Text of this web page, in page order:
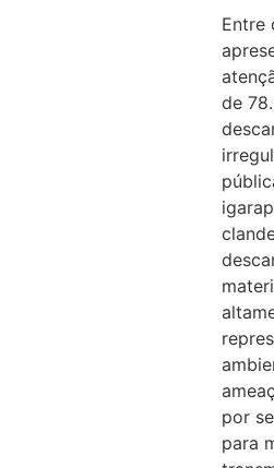
Entre
de
por
para